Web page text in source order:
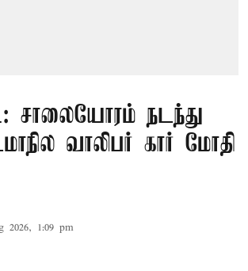
சாலையோரம் நடந்து
வாலிபர் கார் மோதி
2026, 1:09 pm